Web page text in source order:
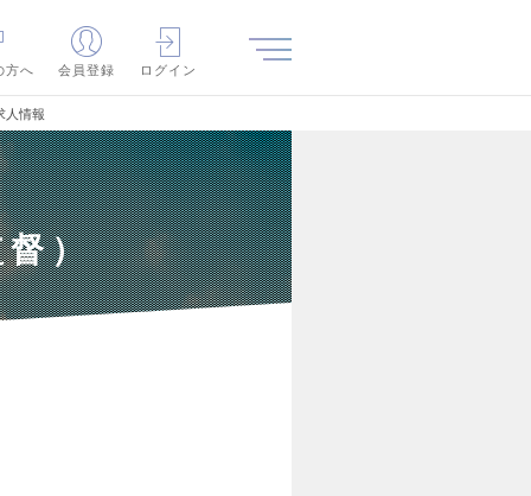
方へ 会員登録 ログイン
人情報
督）